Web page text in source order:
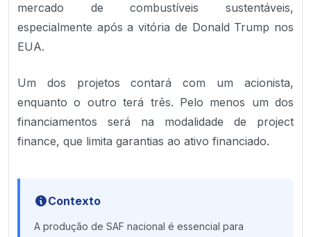
mercado de combustíveis sustentáveis,
especialmente após a vitória de Donald Trump nos
EUA.
Um dos projetos contará com um acionista,
enquanto o outro terá três. Pelo menos um dos
financiamentos será na modalidade de project
finance, que limita garantias ao ativo financiado.
Contexto
A produção de SAF nacional é essencial para